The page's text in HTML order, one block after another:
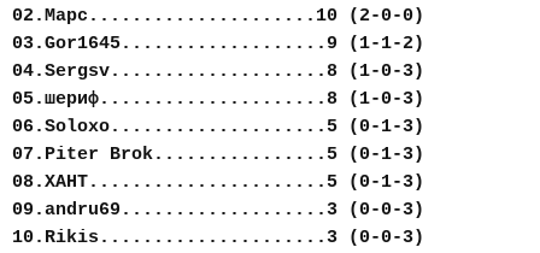
02.Марс.....................10 (2-0-0)
03.Gor1645...................9 (1-1-2)
04.Sergsv....................8 (1-0-3)
05.шериф.....................8 (1-0-3)
06.Soloxo....................5 (0-1-3)
07.Piter Brok................5 (0-1-3)
08.ХАНТ......................5 (0-1-3)
09.andru69...................3 (0-0-3)
10.Rikis.....................3 (0-0-3)